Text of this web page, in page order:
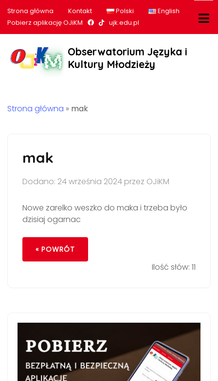
Strona główna Kontakt Polski
English
Pobierz aplikację OJiKM
Nasz profil na Facebook
Nasz profil na tiktok
ujk.edu.pl
Obserwatorium Języka i
Kultury Młodzieży
Strona główna » mak
mak
Dodano: 24 września 2024 przez OJiKM
Nowe zarelko weszko do maka i trzeba było
dzisiaj ogarnac
« POWRÓT
Ilość słów: 11